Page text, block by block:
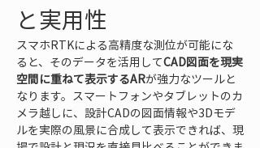
と実用性
スマホRTKによる高精度な測位が可能にな
ると、そのデータを活用してCAD図面を現実
空間に重ねて表示するARが強力なツールと
なります。スマートフォンやタブレットのカ
メラ越しに、設計CADの図面情報や3Dモデ
ルを実際の風景に合成して表示できれば、現